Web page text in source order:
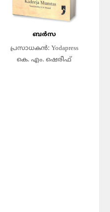
ബർസ
പ്രസാധകൻ: Yodapress
കെ. എം. ഷെരീഫ്